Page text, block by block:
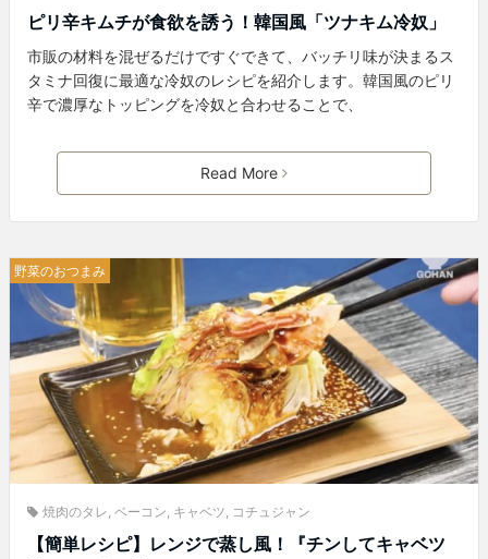
ピリ辛キムチが食欲を誘う！韓国風「ツナキム冷奴」
市販の材料を混ぜるだけですぐできて、バッチリ味が決まるス
タミナ回復に最適な冷奴のレシピを紹介します。韓国風のピリ
辛で濃厚なトッピングを冷奴と合わせることで、
Read More
野菜のおつまみ
焼肉のタレ, ベーコン, キャベツ, コチュジャン
【簡単レシピ】レンジで蒸し風！『チンしてキャベツ